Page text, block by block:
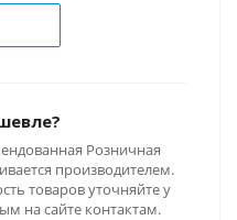
Розничная
производителем.
товаров уточняйте у
на сайте контактам.